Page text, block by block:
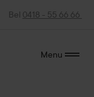
Bel 0418 - 55 66 66
Menu